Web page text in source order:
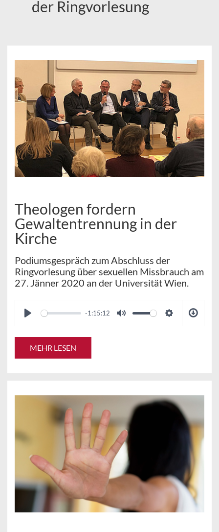
der Ringvorlesung
Theologen fordern
Gewaltentrennung in der
Kirche
Podiumsgespräch zum Abschluss der
Ringvorlesung über sexuellen Missbrauch am
27. Jänner 2020 an der Universität Wien.
-1:15:12
MEHR LESEN